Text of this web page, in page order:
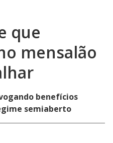
que
mensalão
benefícios
semiaberto